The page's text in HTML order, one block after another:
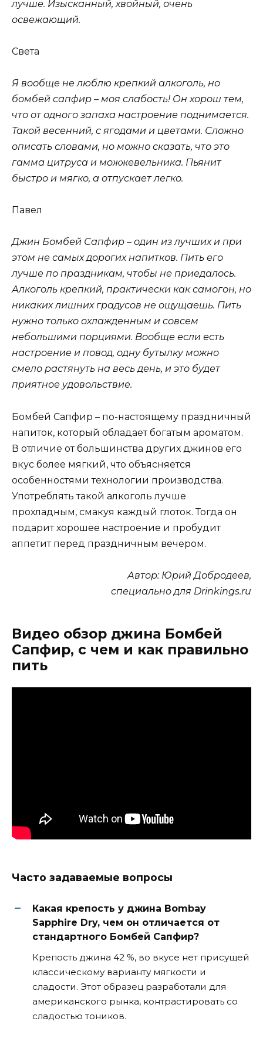
лучше. Изысканный, хвойный, очень
освежающий.
Света
Я вообще не люблю крепкий алкоголь, но
бомбей сапфир – моя слабость! Он хорош тем,
что от одного запаха настроение поднимается.
Такой весенний, с ягодами и цветами. Сложно
описать словами, но можно сказать, что это
гамма цитруса и можжевельника. Пьянит
быстро и мягко, а отпускает легко.
Павел
Джин Бомбей Сапфир – один из лучших и при
этом не самых дорогих напитков. Пить его
лучше по праздникам, чтобы не приедалось.
Алкоголь крепкий, практически как самогон, но
никаких лишних градусов не ощущаешь. Пить
нужно только охлажденным и совсем
небольшими порциями. Вообще если есть
настроение и повод, одну бутылку можно
смело растянуть на весь день, и это будет
приятное удовольствие.
Бомбей Сапфир – по-настоящему праздничный
напиток, который обладает богатым ароматом.
В отличие от большинства других джинов его
вкус более мягкий, что объясняется
особенностями технологии производства.
Употреблять такой алкоголь лучше
прохладным, смакуя каждый глоток. Тогда он
подарит хорошее настроение и пробудит
аппетит перед праздничным вечером.
Автор: Юрий Добродеев,
специально для Drinkings.ru
Видео обзор джина Бомбей
Сапфир, с чем и как правильно
пить
Часто задаваемые вопросы
Какая крепость у джина Bombay
Sapphire Dry, чем он отличается от
стандартного Бомбей Сапфир?
Крепость джина 42 %, во вкусе нет присущей
классическому варианту мягкости и
сладости. Этот образец разработали для
американского рынка, контрастировать со
сладостью тоников.